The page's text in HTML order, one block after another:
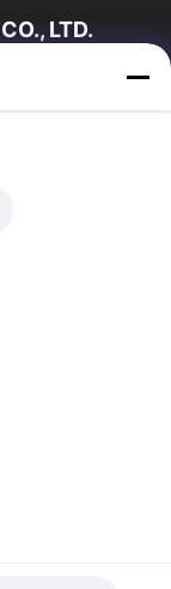
LTD.